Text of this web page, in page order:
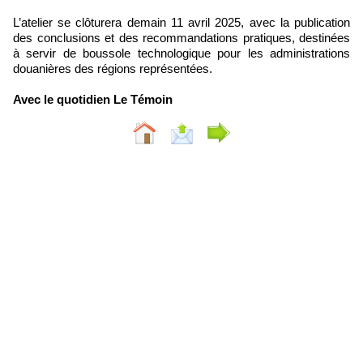
L’atelier se clôturera demain 11 avril 2025, avec la publication
des conclusions et des recommandations pratiques, destinées
à servir de boussole technologique pour les administrations
douanières des régions représentées.
Avec le quotidien Le Témoin